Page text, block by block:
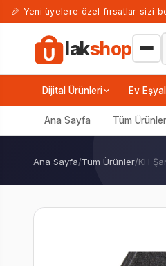
🎉 Yeni üyelere özel fırsatlar sizi
lakshop
Dijital Ürünleri Ev
Ana Sayfa Tüm Ürünler
Ana Sayfa/Tüm Ürünler/KH